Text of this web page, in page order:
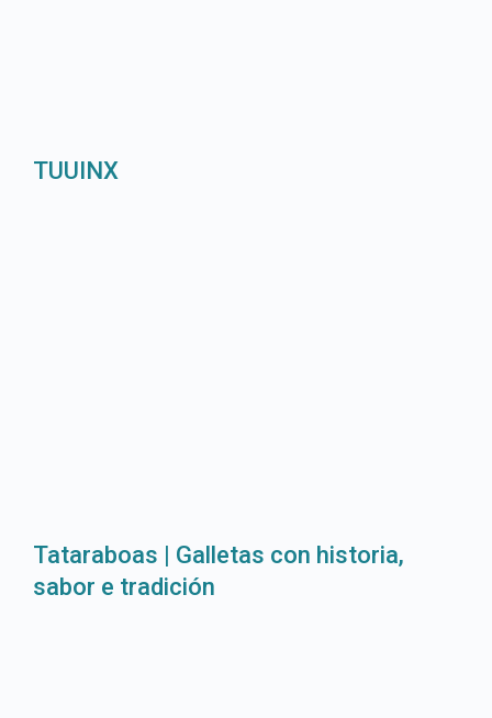
TUUINX
Tataraboas | Galletas con historia,
sabor e tradición